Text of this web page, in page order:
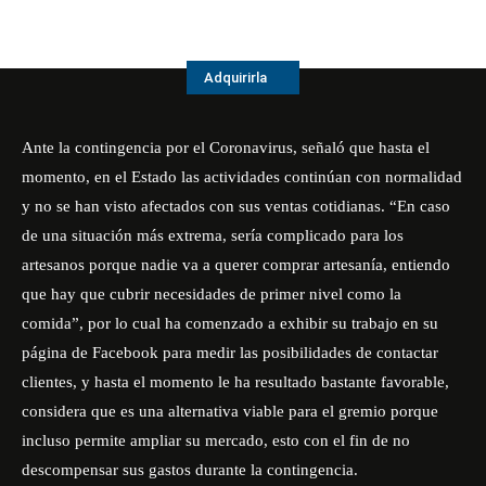
Adquirirla
Ante la contingencia por el Coronavirus, señaló que hasta el
momento, en el Estado las actividades continúan con normalidad
y no se han visto afectados con sus ventas cotidianas. “En caso
de una situación más extrema, sería complicado para los
artesanos porque nadie va a querer comprar artesanía, entiendo
que hay que cubrir necesidades de primer nivel como la
comida”, por lo cual ha comenzado a exhibir su trabajo en su
página de Facebook para medir las posibilidades de contactar
clientes, y hasta el momento le ha resultado bastante favorable,
considera que es una alternativa viable para el gremio porque
incluso permite ampliar su mercado, esto con el fin de no
descompensar sus gastos durante la contingencia.